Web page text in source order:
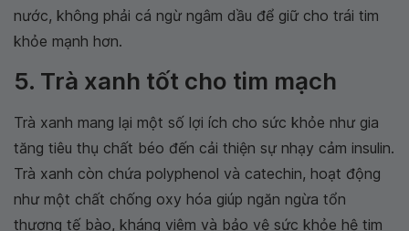
nước, không phải cá ngừ ngâm dầu để giữ cho trái tim
khỏe mạnh hơn.
5. Trà xanh tốt cho tim mạch
Trà xanh mang lại một số lợi ích cho sức khỏe như gia
tăng tiêu thụ chất béo đến cải thiện sự nhạy cảm insulin.
Trà xanh còn chứa polyphenol và catechin, hoạt động
như một chất chống oxy hóa giúp ngăn ngừa tổn
thương tế bào, kháng viêm và bảo vệ sức khỏe hệ tim